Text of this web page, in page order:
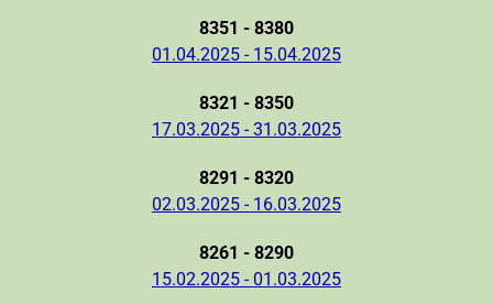
8351 - 8380
01.04.2025 - 15.04.2025
8321 - 8350
17.03.2025 - 31.03.2025
8291 - 8320
02.03.2025 - 16.03.2025
8261 - 8290
15.02.2025 - 01.03.2025